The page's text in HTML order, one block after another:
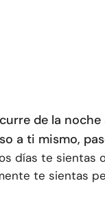
de la noche
a ti mismo,
días te sientas
te sientas